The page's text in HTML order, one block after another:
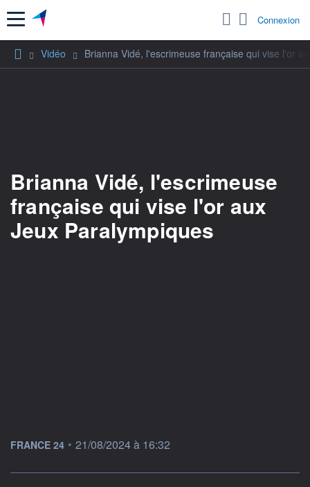
Menu Connexion
Vidéo Brianna Vidé, l'escrimeuse française qui vise l'or
Brianna Vidé, l'escrimeuse
française qui vise l'or aux
Jeux Paralympiques
information fournie par
FRANCE 24 • 21/08/2024 à 16:32